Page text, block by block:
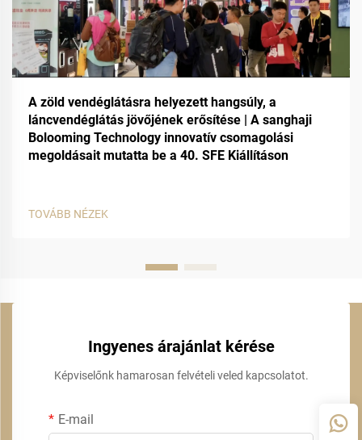
A zöld vendéglátásra helyezett hangsúly, a
láncvendéglátás jövőjének erősítése | A sanghaji
Bolooming Technology innovatív csomagolási
megoldásait mutatta be a 40. SFE Kiállításon
TOVÁBB NÉZEK
Ingyenes árajánlat kérése
Képviselőnk hamarosan felvételi veled kapcsolatot.
E-mail